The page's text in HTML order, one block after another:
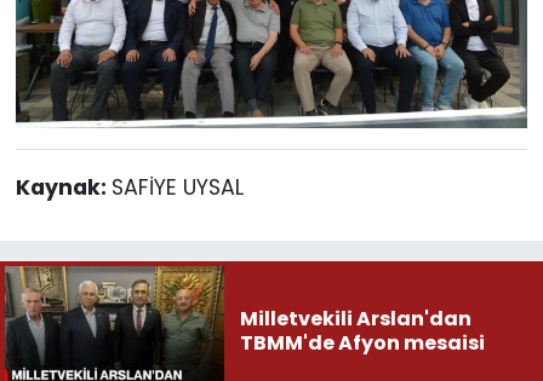
Kaynak: SAFİYE UYSAL
Milletvekili Arslan'dan
TBMM'de Afyon mesaisi